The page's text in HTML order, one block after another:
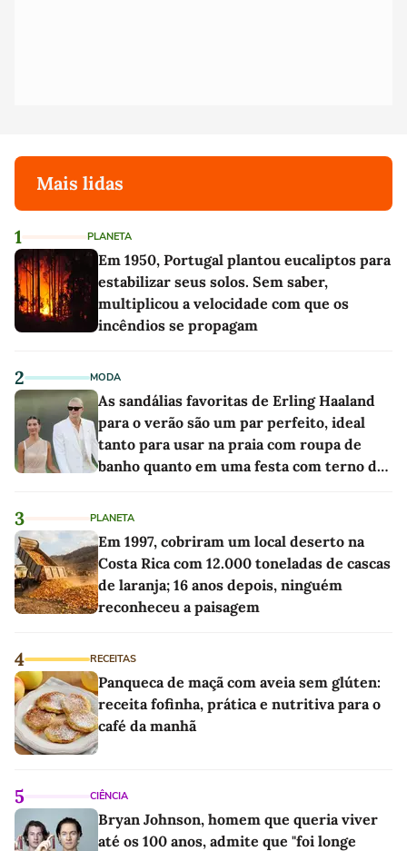
Mais lidas
1 PLANETA
Em 1950, Portugal plantou eucaliptos para
estabilizar seus solos. Sem saber,
multiplicou a velocidade com que os
incêndios se propagam
2 MODA
As sandálias favoritas de Erling Haaland
para o verão são um par perfeito, ideal
tanto para usar na praia com roupa de
banho quanto em uma festa com terno de
3 PLANETA
Em 1997, cobriram um local deserto na
Costa Rica com 12.000 toneladas de cascas
de laranja; 16 anos depois, ninguém
reconheceu a paisagem
4 RECEITAS
Panqueca de maçã com aveia sem glúten:
receita fofinha, prática e nutritiva para o
café da manhã
5 CIÊNCIA
Bryan Johnson, homem que queria viver
até os 100 anos, admite que "foi longe